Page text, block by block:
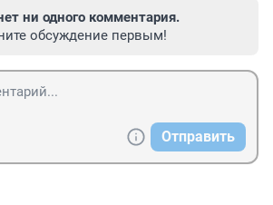
ни одного комментария.
обсуждение первым!
Отправить